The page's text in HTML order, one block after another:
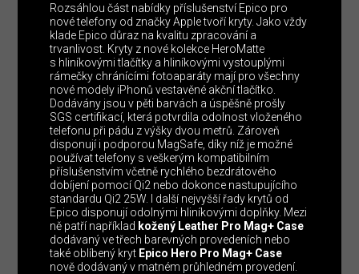
Rozsáhlou část nabídky příslušenství Epico pro
nové telefony od značky Apple tvoří kryty. Jako vždy
klade Epico důraz na kvalitu zpracování a
trvanlivost. Kryty z nové kolekce HeroMatte
s hliníkovými tlačítky a hliníkovými vystouplými
rámečky chránícími fotoaparáty mají pro všechny
nové modely iPhonů vestavěné akční tlačítko.
Dodávány jsou v pěti barvách a úspěšně prošly
SGS certifikací, která potvrdila odolnost vloženého
telefonu při pádu z výšky dvou metrů. Zároveň
disponují i podporou MagSafe, díky níž je možné
používat telefony s veškerým kompatibilním
příslušenstvím včetně rychlého bezdrátového
dobíjení pomocí Qi2 nebo dokonce nastupujícího
standardu Qi2 25W. I další nejvyšší řady krytů od
Epico disponují odolnými hliníkovými doplňky. Mezi
ně patří například kožený Leather Pro Mag+ Case
dodávaný ve třech barevných provedeních nebo
také oblíbený kryt Epico Hero Pro Mag+ Case
nově dodávaný v matném průhledném provedení.